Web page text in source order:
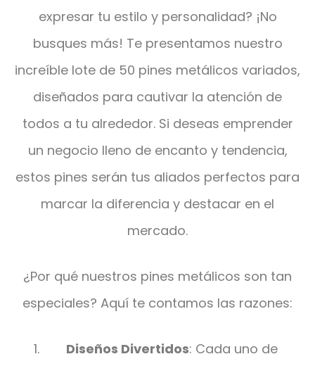
expresar tu estilo y personalidad? ¡No
busques más! Te presentamos nuestro
increíble lote de 50 pines metálicos variados,
diseñados para cautivar la atención de
todos a tu alrededor. Si deseas emprender
un negocio lleno de encanto y tendencia,
estos pines serán tus aliados perfectos para
marcar la diferencia y destacar en el
mercado.
¿Por qué nuestros pines metálicos son tan
especiales? Aquí te contamos las razones:
Diseños Divertidos: Cada uno de